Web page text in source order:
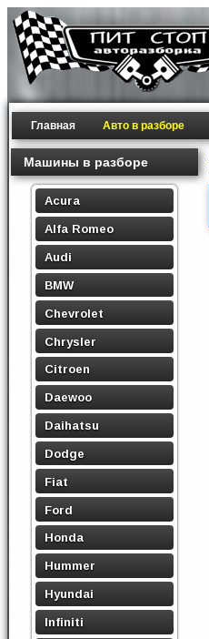
Главная Авто в разборе
Машины в разборе
Acura
Alfa Romeo
Audi
BMW
Chevrolet
Chrysler
Citroen
Daewoo
Daihatsu
Dodge
Fiat
Ford
Honda
Hummer
Hyundai
Infiniti